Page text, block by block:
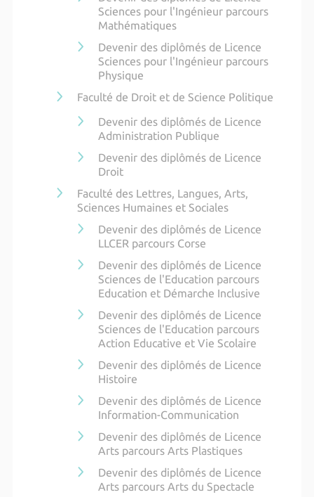
Sciences pour l'Ingénieur parcours
Mathématiques
Devenir des diplômés de Licence
Sciences pour l'Ingénieur parcours
Physique
Faculté de Droit et de Science Politique
Devenir des diplômés de Licence
Administration Publique
Devenir des diplômés de Licence
Droit
Faculté des Lettres, Langues, Arts,
Sciences Humaines et Sociales
Devenir des diplômés de Licence
LLCER parcours Corse
Devenir des diplômés de Licence
Sciences de l'Education parcours
Education et Démarche Inclusive
Devenir des diplômés de Licence
Sciences de l'Education parcours
Action Educative et Vie Scolaire
Devenir des diplômés de Licence
Histoire
Devenir des diplômés de Licence
Information-Communication
Devenir des diplômés de Licence
Arts parcours Arts Plastiques
Devenir des diplômés de Licence
Arts parcours Arts du Spectacle